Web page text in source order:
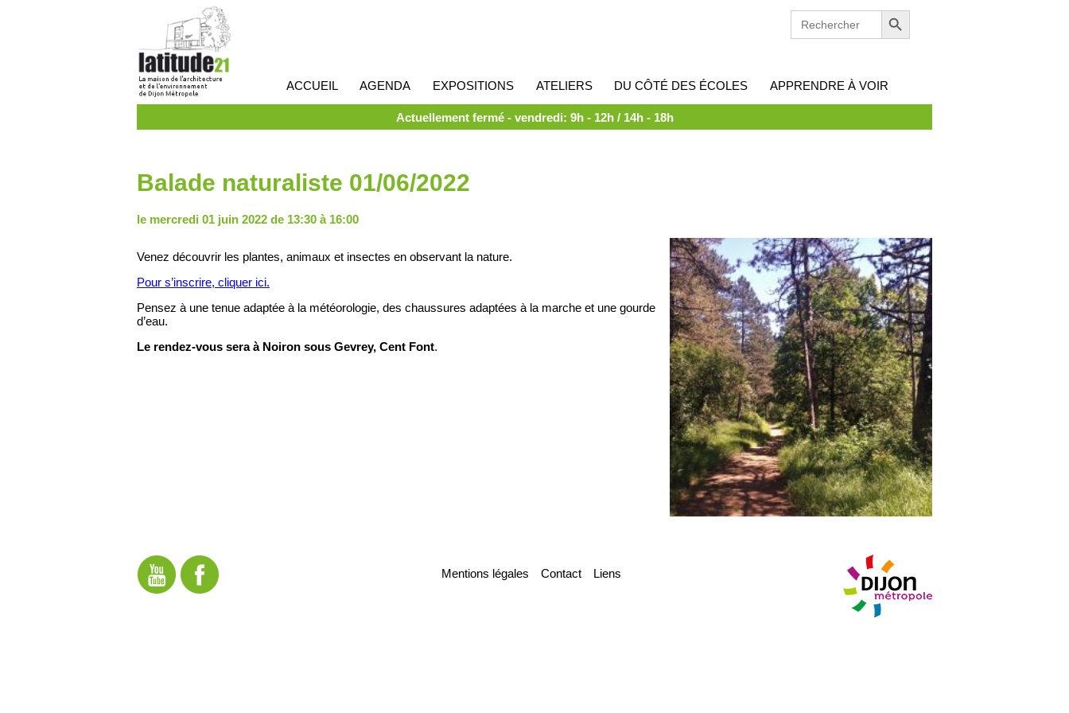
ACCUEIL AGENDA EXPOSITIONS ATELIERS DU CÔTÉ DES ÉCOLES APPRENDRE À VOIR
SEARCH
FOR:
Search Button
Actuellement fermé - vendredi: 9h - 12h / 14h - 18h
Balade naturaliste 01/06/2022
le mercredi 01 juin 2022 de 13:30 à 16:00
Venez découvrir les plantes, animaux et insectes en observant la nature.
Pour s’inscrire, cliquer ici.
Pensez à une tenue adaptée à la météorologie, des chaussures adaptées à la marche et une gourde
d’eau.
Le rendez-vous sera à Noiron sous Gevrey, Cent Font.
Mentions légales Contact Liens